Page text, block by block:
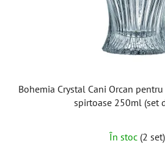
Bohemia Crystal Cani Orcan
spirtoase 250ml (set
În stoc (2 set)